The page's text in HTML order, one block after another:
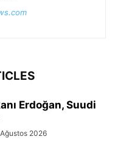
Erdoğan, Suudi
2026